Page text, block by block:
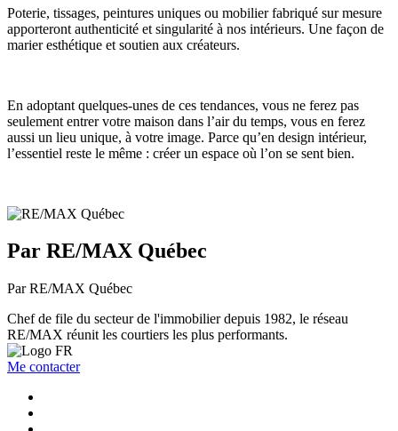
Poterie, tissages, peintures uniques ou mobilier fabriqué sur mesure
apporteront authenticité et singularité à nos intérieurs. Une façon de
marier esthétique et soutien aux créateurs.
En adoptant quelques-unes de ces tendances, vous ne ferez pas
seulement entrer votre maison dans l’air du temps, vous en ferez
aussi un lieu unique, à votre image. Parce qu’en design intérieur,
l’essentiel reste le même : créer un espace où l’on se sent bien.
Par RE/MAX Québec
Par RE/MAX Québec
Chef de file du secteur de l'immobilier depuis 1982, le réseau
RE/MAX réunit les courtiers les plus performants.
Me contacter